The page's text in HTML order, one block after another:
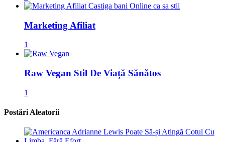
Marketing Afiliat
1
Raw Vegan Stil De Viață Sănătos
1
Postări Aleatorii